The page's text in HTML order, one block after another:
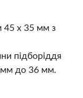
45 х 35 мм з
підборіддя
мм до 36 мм.